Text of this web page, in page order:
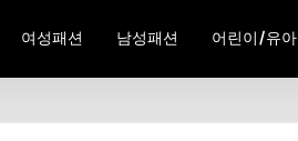
여성패션 남성패션 어린이/유아